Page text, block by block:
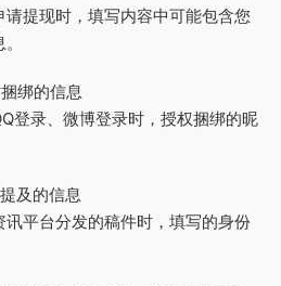
提现时，填写内容中可能包含您
绑的信息
登录、微博登录时，授权捆绑的昵
及的信息
平台分发的稿件时，填写的身份